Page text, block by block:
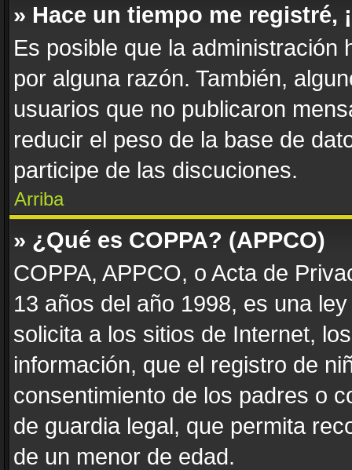
» Hace un tiempo me registré,
Es posible que la
por alguna razón. También,
usuarios que no publicaron
reducir el peso de la base de
participe de las discuciones.
Arriba
» ¿Qué es COPPA? (APPCO)
COPPA, APPCO, o Acta de
13 años del año 1998, es una
solicita a los sitios de Internet,
información, que el registro de
consentimiento de los padres o
de guardia legal, que permita
de un menor de edad.